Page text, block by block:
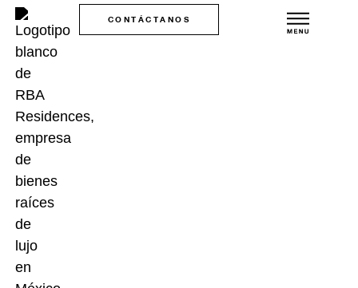
CONTÁCTANOS